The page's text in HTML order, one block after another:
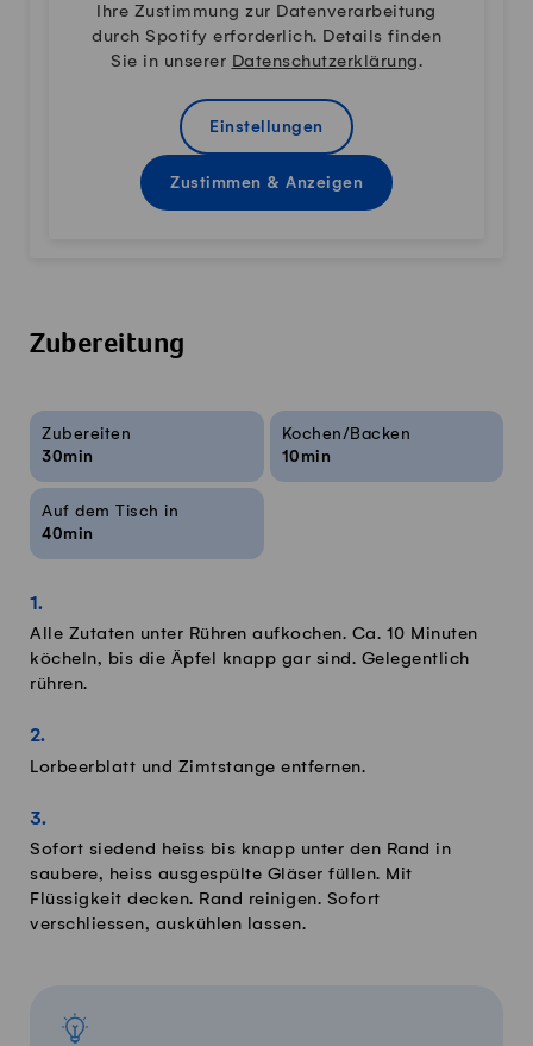
Ihre Zustimmung zur Datenverarbeitung
durch Spotify erforderlich. Details finden
Sie in unserer Datenschutzerklärung.
Einstellungen
Zustimmen & Anzeigen
Zubereitung
Rezeptinfos
Zubereiten
30min
Kochen/Backen
10min
Auf dem Tisch in
40min
Alle Zutaten unter Rühren aufkochen. Ca. 10 Minuten
köcheln, bis die Äpfel knapp gar sind. Gelegentlich
rühren.
Lorbeerblatt und Zimtstange entfernen.
Sofort siedend heiss bis knapp unter den Rand in
saubere, heiss ausgespülte Gläser füllen. Mit
Flüssigkeit decken. Rand reinigen. Sofort
verschliessen, auskühlen lassen.